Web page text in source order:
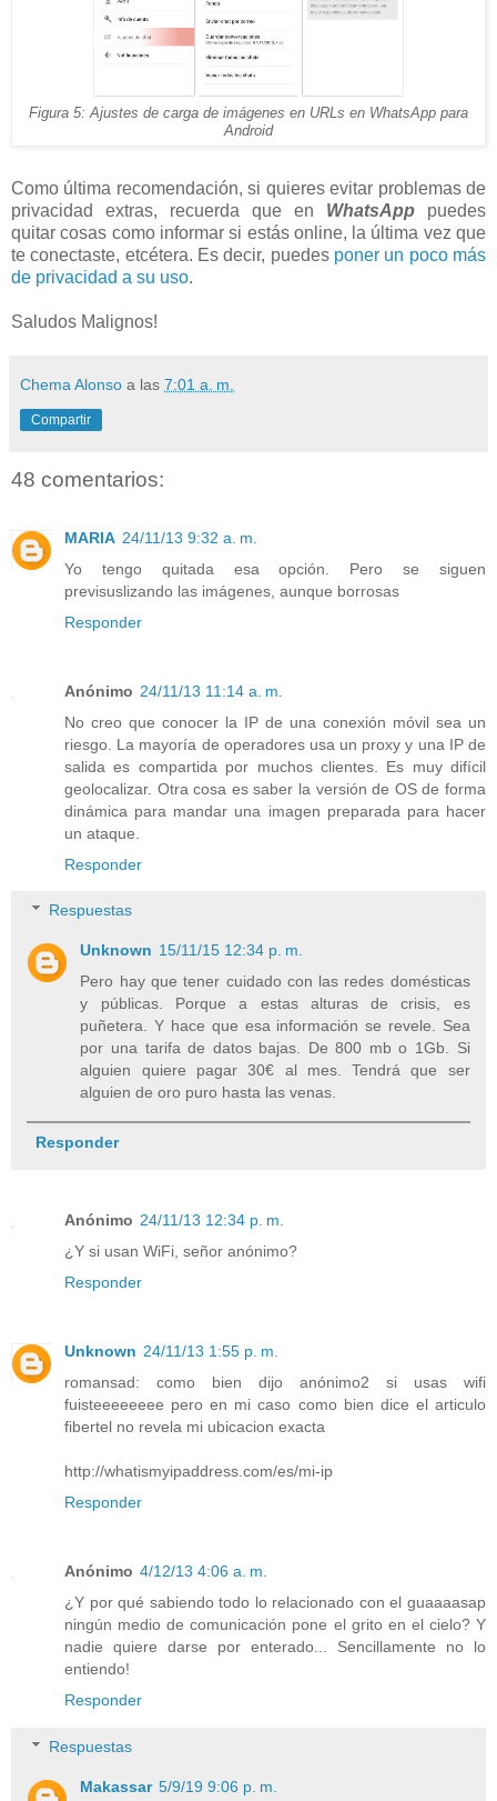
Figura 5: Ajustes de carga de imágenes en URLs en WhatsApp para
Android
Como última recomendación, si quieres evitar problemas de
privacidad extras, recuerda que en WhatsApp puedes
quitar cosas como informar si estás online, la última vez que
te conectaste, etcétera. Es decir, puedes poner un poco más
de privacidad a su uso.
Saludos Malignos!
Chema Alonso a las 7:01 a. m.
Compartir
48 comentarios:
MARIA 24/11/13 9:32 a. m.
Yo tengo quitada esa opción. Pero se siguen
previsuslizando las imágenes, aunque borrosas
Responder
Anónimo 24/11/13 11:14 a. m.
No creo que conocer la IP de una conexión móvil sea un
riesgo. La mayoría de operadores usa un proxy y una IP de
salida es compartida por muchos clientes. Es muy difícil
geolocalizar. Otra cosa es saber la versión de OS de forma
dinámica para mandar una imagen preparada para hacer
un ataque.
Responder
Respuestas
Unknown 15/11/15 12:34 p. m.
Pero hay que tener cuidado con las redes domésticas
y públicas. Porque a estas alturas de crisis, es
puñetera. Y hace que esa información se revele. Sea
por una tarifa de datos bajas. De 800 mb o 1Gb. Si
alguien quiere pagar 30€ al mes. Tendrá que ser
alguien de oro puro hasta las venas.
Responder
Anónimo 24/11/13 12:34 p. m.
¿Y si usan WiFi, señor anónimo?
Responder
Unknown 24/11/13 1:55 p. m.
romansad: como bien dijo anónimo2 si usas wifi
fuisteeeeeeee pero en mi caso como bien dice el articulo
fibertel no revela mi ubicacion exacta
http://whatismyipaddress.com/es/mi-ip
Responder
Anónimo 4/12/13 4:06 a. m.
¿Y por qué sabiendo todo lo relacionado con el guaaaasap
ningún medio de comunicación pone el grito en el cielo? Y
nadie quiere darse por enterado... Sencillamente no lo
entiendo!
Responder
Respuestas
Makassar 5/9/19 9:06 p. m.